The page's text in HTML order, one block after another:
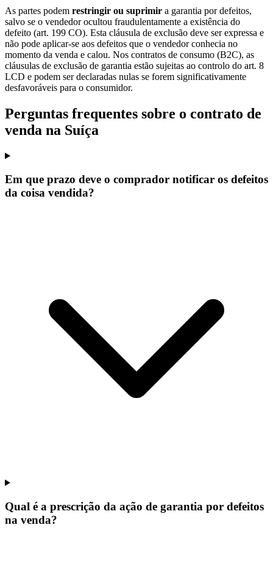
As partes podem restringir ou suprimir a garantia por defeitos,
salvo se o vendedor ocultou fraudulentamente a existência do
defeito (art. 199 CO). Esta cláusula de exclusão deve ser expressa e
não pode aplicar-se aos defeitos que o vendedor conhecia no
momento da venda e calou. Nos contratos de consumo (B2C), as
cláusulas de exclusão de garantia estão sujeitas ao controlo do art. 8
LCD e podem ser declaradas nulas se forem significativamente
desfavoráveis para o consumidor.
Perguntas frequentes sobre o contrato de
venda na Suíça
Em que prazo deve o comprador notificar os defeitos
da coisa vendida?
Qual é a prescrição da ação de garantia por defeitos
na venda?